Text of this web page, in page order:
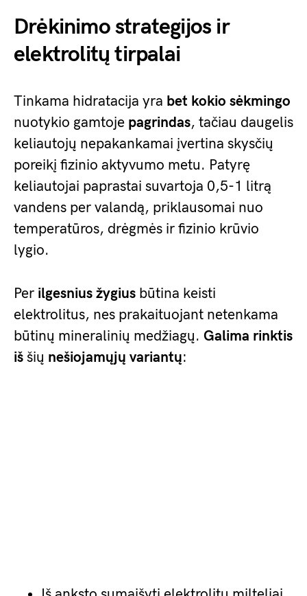
Drėkinimo strategijos ir
elektrolitų tirpalai
Tinkama hidratacija yra bet kokio sėkmingo
nuotykio gamtoje pagrindas, tačiau daugelis
keliautojų nepakankamai įvertina skysčių
poreikį fizinio aktyvumo metu. Patyrę
keliautojai paprastai suvartoja 0,5-1 litrą
vandens per valandą, priklausomai nuo
temperatūros, drėgmės ir fizinio krūvio
lygio.
Per ilgesnius žygius būtina keisti
elektrolitus, nes prakaituojant netenkama
būtinų mineralinių medžiagų. Galima rinktis
iš šių nešiojamųjų variantų: